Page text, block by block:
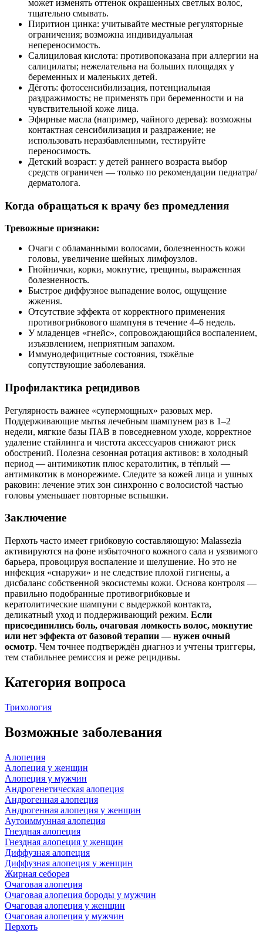
может изменять оттенок окрашенных светлых волос,
тщательно смывать.
Пиритион цинка: учитывайте местные регуляторные
ограничения; возможна индивидуальная
непереносимость.
Салициловая кислота: противопоказана при аллергии на
салицилаты; нежелательна на больших площадях у
беременных и маленьких детей.
Дёготь: фотосенсибилизация, потенциальная
раздражимость; не применять при беременности и на
чувствительной коже лица.
Эфирные масла (например, чайного дерева): возможны
контактная сенсибилизация и раздражение; не
использовать неразбавленными, тестируйте
переносимость.
Детский возраст: у детей раннего возраста выбор
средств ограничен — только по рекомендации педиатра/
дерматолога.
Когда обращаться к врачу без промедления
Тревожные признаки:
Очаги с обламанными волосами, болезненность кожи
головы, увеличение шейных лимфоузлов.
Гнойнички, корки, мокнутие, трещины, выраженная
болезненность.
Быстрое диффузное выпадение волос, ощущение
жжения.
Отсутствие эффекта от корректного применения
противогрибкового шампуня в течение 4–6 недель.
У младенцев «гнейс», сопровождающийся воспалением,
изъязвлением, неприятным запахом.
Иммунодефицитные состояния, тяжёлые
сопутствующие заболевания.
Профилактика рецидивов
Регулярность важнее «супермощных» разовых мер.
Поддерживающие мытья лечебным шампунем раз в 1–2
недели, мягкие базы ПАВ в повседневном уходе, корректное
удаление стайлинга и чистота аксессуаров снижают риск
обострений. Полезна сезонная ротация активов: в холодный
период — антимикотик плюс кератолитик, в тёплый —
антимикотик в монорежиме. Следите за кожей лица и ушных
раковин: лечение этих зон синхронно с волосистой частью
головы уменьшает повторные вспышки.
Заключение
Перхоть часто имеет грибковую составляющую: Malassezia
активируются на фоне избыточного кожного сала и уязвимого
барьера, провоцируя воспаление и шелушение. Но это не
инфекция «снаружи» и не следствие плохой гигиены, а
дисбаланс собственной экосистемы кожи. Основа контроля —
правильно подобранные противогрибковые и
кератолитические шампуни с выдержкой контакта,
деликатный уход и поддерживающий режим. Если
присоединились боль, очаговая ломкость волос, мокнутие
или нет эффекта от базовой терапии — нужен очный
осмотр. Чем точнее подтверждён диагноз и учтены триггеры,
тем стабильнее ремиссия и реже рецидивы.
Категория вопроса
Трихология
Возможные заболевания
Алопеция
Алопеция у женщин
Алопеция у мужчин
Андрогенетическая алопеция
Андрогенная алопеция
Андрогенная алопеция у женщин
Аутоиммунная алопеция
Гнездная алопеция
Гнездная алопеция у женщин
Диффузная алопеция
Диффузная алопеция у женщин
Жирная себорея
Очаговая алопеция
Очаговая алопеция бороды у мужчин
Очаговая алопеция у женщин
Очаговая алопеция у мужчин
Перхоть